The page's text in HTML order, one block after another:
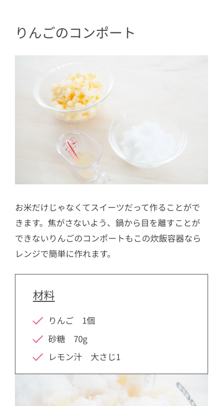
りんごのコンポート
お米だけじゃなくてスイーツだって作ることがで
きます。焦がさないよう、鍋から目を離すことが
できないりんごのコンポートもこの炊飯容器なら
レンジで簡単に作れます。
材料
りんご 1個
砂糖 70g
レモン汁 大さじ1